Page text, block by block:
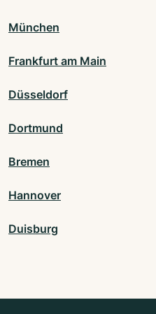
München
Frankfurt am Main
Düsseldorf
Dortmund
Bremen
Hannover
Duisburg